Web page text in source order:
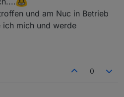
und am Nuc in Betrieb
ich mich und werde
0